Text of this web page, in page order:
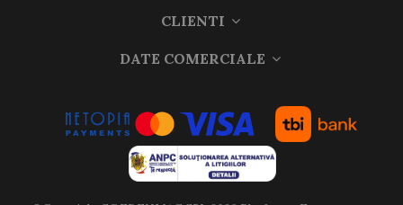
CLIENTI
DATE COMERCIALE